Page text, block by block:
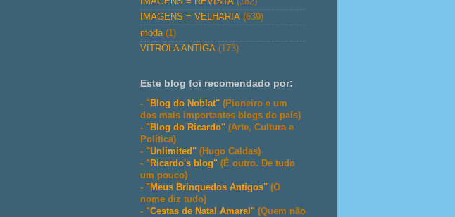
IMAGENS = VELHARIA (639)
moda (1)
VITROLA ANTIGA (173)
Este blog foi recomendado por:
- "Blog do Noblat" (Pioneiro e um
dos mais importantes blogs do país)
- "Blog do Ricardo" (Arte, Cultura e
Política)
- "Unlimited" (Hugo Caldas)
- "Ricardo's blog" (É outro. De tudo
um pouco)
- "Meus Brinquedos Antigos" (O
nome diz tudo)
- "Cestas de Natal Amaral" (Quem não